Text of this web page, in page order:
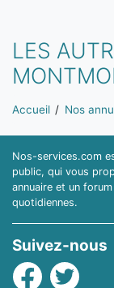
LES
Vous êtes ici:
Accueil Nos
Nos-services.com
public, qui vous
annuaire et un
quotidiennes.
Suivez-nous
Facebook
Twitter